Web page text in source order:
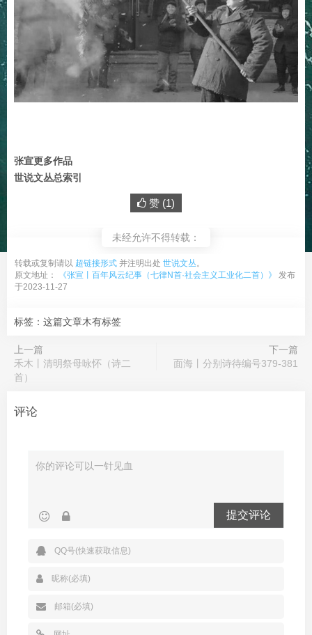
张宣更多作品
世说文丛总索引
赞 (1)
未经允许不得转载：
转载或复制请以 超链接形式 并注明出处 世说文丛。
原文地址：
《张宣丨百年风云纪事（七律N首·社会主义工业化二首）》
发布
于2023-11-27
标签：这篇文章木有标签
上一篇
禾木丨清明祭母咏怀（诗二
首）
下一篇
面海丨分别诗待编号379-381
评论
提交评论